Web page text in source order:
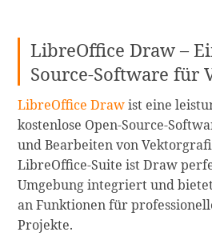
LibreOffice Draw –
Source-Software für
LibreOffice Drawist eine
kostenlose Open-Source-
und Bearbeiten von
LibreOffice-Suite ist Draw
Umgebung integriert und
an Funktionen für
Projekte.